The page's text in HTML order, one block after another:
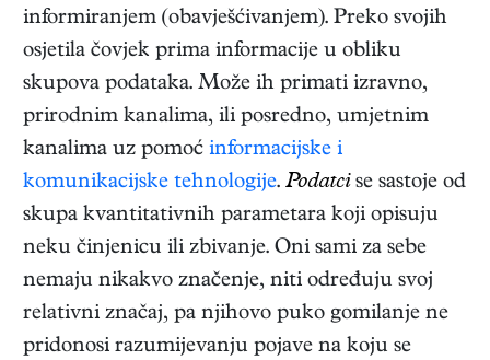
informiranjem (obavješćivanjem). Preko svojih
osjetila čovjek prima informacije u obliku
skupova podataka. Može ih primati izravno,
prirodnim kanalima, ili posredno, umjetnim
kanalima uz pomoć informacijske i
komunikacijske tehnologije. Podatcise sastoje od
skupa kvantitativnih parametara koji opisuju
neku činjenicu ili zbivanje. Oni sami za sebe
nemaju nikakvo značenje, niti određuju svoj
relativni značaj, pa njihovo puko gomilanje ne
pridonosi razumijevanju pojave na koju se